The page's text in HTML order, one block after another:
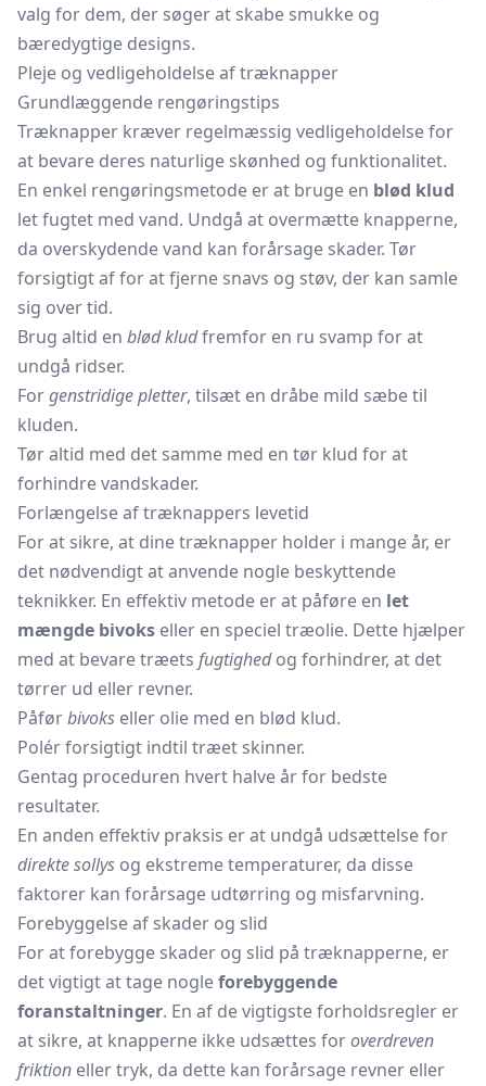
valg for dem, der søger at skabe smukke og
bæredygtige designs.
Pleje og vedligeholdelse af træknapper
Grundlæggende rengøringstips
Træknapper kræver regelmæssig vedligeholdelse for
at bevare deres naturlige skønhed og funktionalitet.
En enkel rengøringsmetode er at bruge en blød klud
let fugtet med vand. Undgå at overmætte knapperne,
da overskydende vand kan forårsage skader. Tør
forsigtigt af for at fjerne snavs og støv, der kan samle
sig over tid.
Brug altid en blød kludfremfor en ru svamp for at
undgå ridser.
Forgenstridige pletter, tilsæt en dråbe mild sæbe til
kluden.
Tør altid med det samme med en tør klud for at
forhindre vandskader.
Forlængelse af træknappers levetid
For at sikre, at dine træknapper holder i mange år, er
det nødvendigt at anvende nogle beskyttende
teknikker. En effektiv metode er at påføre en let
mængde bivoks eller en speciel træolie. Dette hjælper
med at bevare træets fugtighedog forhindrer, at det
tørrer ud eller revner.
Påførbivoks eller olie med en blød klud.
Polér forsigtigt indtil træet skinner.
Gentag proceduren hvert halve år for bedste
resultater.
En anden effektiv praksis er at undgå udsættelse for
direkte sollys og ekstreme temperaturer, da disse
faktorer kan forårsage udtørring og misfarvning.
Forebyggelse af skader og slid
For at forebygge skader og slid på træknapperne, er
det vigtigt at tage nogleforebyggende
foranstaltninger. En af de vigtigste forholdsregler er
at sikre, at knapperne ikke udsættes foroverdreven
friktion eller tryk, da dette kan forårsage revner eller